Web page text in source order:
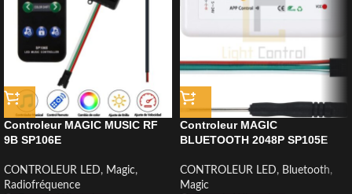
Controleur MAGIC MUSIC RF
9B SP106E
CONTROLEUR LED, Magic,
Radiofréquence
Controleur MAGIC
BLUETOOTH 2048P SP105E
CONTROLEUR LED, Bluetooth,
Magic